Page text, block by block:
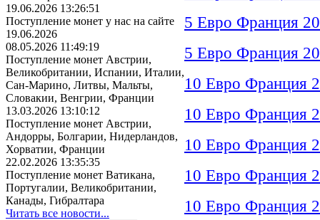
19.06.2026 13:26:51
Поступление монет у нас на сайте
19.06.2026
08.05.2026 11:49:19
Поступление монет Австрии,
Великобритании, Испании, Италии,
Сан-Марино, Литвы, Мальты,
Словакии, Венгрии, Франции
13.03.2026 13:10:12
Поступление монет Австрии,
Андорры, Болгарии, Нидерландов,
Хорватии, Франции
22.02.2026 13:35:35
Поступление монет Ватикана,
Португалии, Великобритании,
Канады, Гибралтара
Читать все новости...
5 Евро Франция
5 Евро Франция
10 Евро Франция
10 Евро Франция
10 Евро Франция
10 Евро Франция
10 Евро Франция